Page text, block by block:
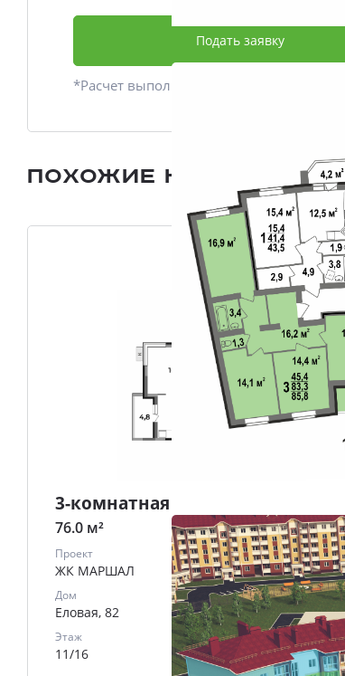
Подать заявку
*Расчет выполнен приблизительно
Похожие квартиры
3-комнатная
76.0 м²
Проект
ЖК МАРШАЛ
Дом
Еловая, 82
Этаж
11/16